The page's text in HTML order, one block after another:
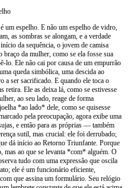
um espelho. E não um espelho de vidro,
as sombras se alongam, e a verdade
da sequência, o jovem de camisa
da mulher, como se ela fosse sua
lo. Ele não cai por causa de um empurrão
queda simbólica, uma descida ao
a ser sacrificado. E quando ele toca o
retira. Ele as deixa lá, como se estivesse
ao seu lado, reage de forma
*ao lado* dele, como se quisesse
pela preocupação, agora exibe uma
e então para as próprias — também
sutil, mas crucial: ele foi derrubado;
dá início ao Retorno Triunfante. Porque
mas ao que se levanta *com* alguém. O
tudo com uma expressão que oscila
ele é um funcionário eficiente,
que assina um formulário. Seu relógio